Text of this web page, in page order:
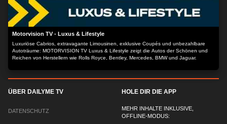
Motorvision TV - Luxus & Lifestyle
Luxuriöse Cabrios, extravagante Limousinen, exklusive Coupés und unbezahlbare
Autoträume: MOTORVISION TV Luxus & Lifestyle zeigt die Autos der Schönen und
Reichen von Herstellern wie Rolls Royce, Bentley, Mercedes, BMW und Jaguar.
ÜBER DAILYME TV
DATENSCHUTZ
HOLE DIR DIE APP
MEHR INHALTE INKLUSIVE,
OFFLINE-MODUS: